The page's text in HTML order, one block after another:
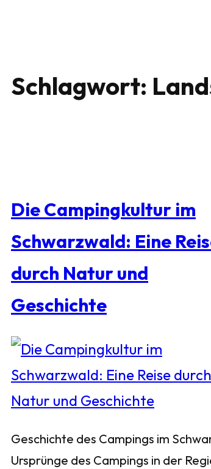
Schlagwort:
Die Campingkultur im
Schwarzwald: Eine
durch Natur und
Geschichte
Geschichte des Campings im
Ursprünge des Campings in der